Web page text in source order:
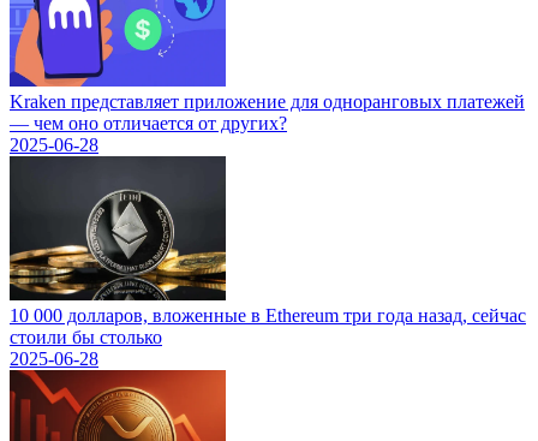
Kraken представляет приложение для одноранговых платежей
— чем оно отличается от других?
2025-06-28
10 000 долларов, вложенные в Ethereum три года назад, сейчас
стоили бы столько
2025-06-28